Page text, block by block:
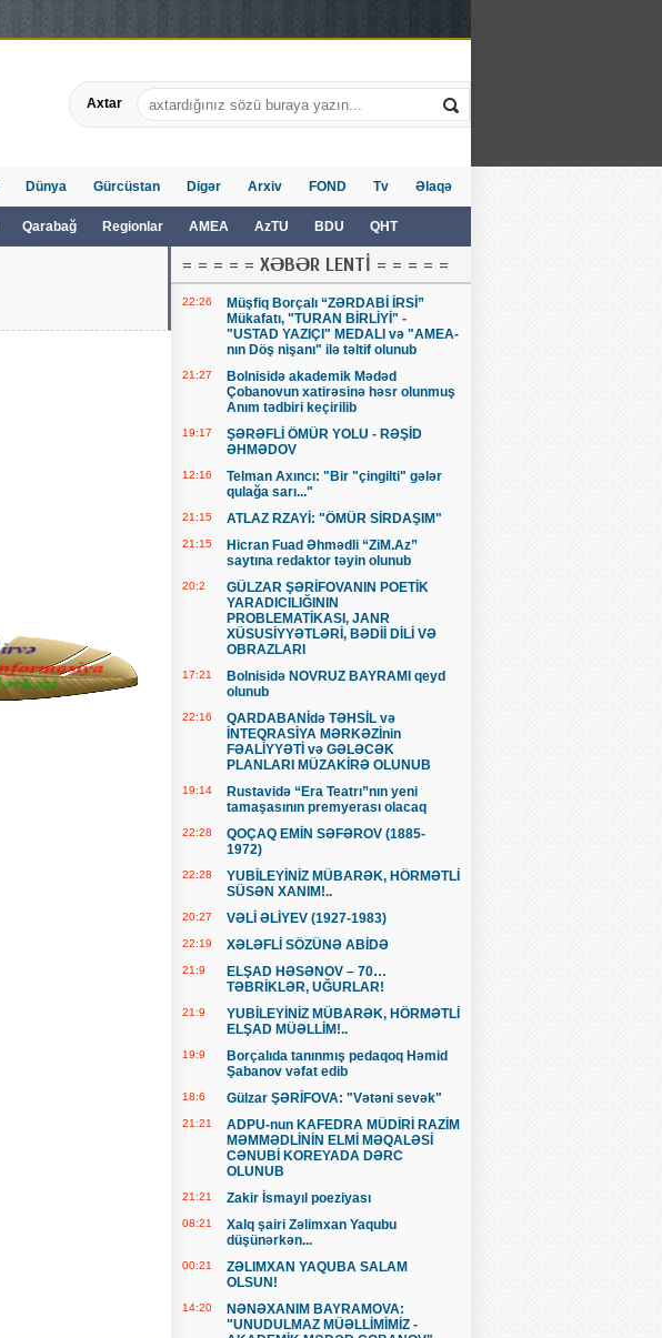
Axtar
Qarabağ Regionlar AMEA AzTU BDU QHT
Dünya Gürcüstan Digər Arxiv FOND Tv Əlaqə
= = = = = XƏBƏR LENTİ = = = = =
22:26
Müşfiq Borçalı “ZƏRDABİ İRSİ”
Mükafatı, "TURAN BİRLİYİ" -
"USTAD YAZIÇI" MEDALI və "AMEA-
nın Döş nişanı" ilə təltif olunub
21:27
Bolnisidə akademik Mədəd
Çobanovun xatirəsinə həsr olunmuş
Anım tədbiri keçirilib
19:17
ŞƏRƏFLİ ÖMÜR YOLU - RƏŞİD
ƏHMƏDOV
12:16
Telman Axıncı: "Bir "çingilti" gələr
qulağa sarı..."
21:15 ATLAZ RZAYİ: "ÖMÜR SİRDAŞIM"
21:15
Hicran Fuad Əhmədli “ZiM.Az”
saytına redaktor təyin olunub
20:2
GÜLZAR ŞƏRİFOVANIN POETİK
YARADICILIĞININ
PROBLEMATİKASI, JANR
XÜSUSİYYƏTLƏRİ, BƏDİİ DİLİ VƏ
OBRAZLARI
17:21
Bolnisidə NOVRUZ BAYRAMI qeyd
olunub
22:16
QARDABANİdə TƏHSİL və
İNTEQRASİYA MƏRKƏZİnin
FƏALİYYƏTİ və GƏLƏCƏK
PLANLARI MÜZAKİRƏ OLUNUB
19:14
Rustavidə “Era Teatrı”nın yeni
tamaşasının premyerası olacaq
22:28
QOÇAQ EMİN SƏFƏROV (1885-
1972)
22:28
YUBİLEYİNİZ MÜBARƏK, HÖRMƏTLİ
SÜSƏN XANIM!..
20:27 VƏLİ ƏLİYEV (1927-1983)
22:19 XƏLƏFLİ SÖZÜNƏ ABİDƏ
21:9
ELŞAD HƏSƏNOV – 70…
TƏBRİKLƏR, UĞURLAR!
21:9
YUBİLEYİNİZ MÜBARƏK, HÖRMƏTLİ
ELŞAD MÜƏLLİM!..
19:9
Borçalıda tanınmış pedaqoq Həmid
Şabanov vəfat edib
18:6 Gülzar ŞƏRİFOVA: "Vətəni sevək"
21:21
ADPU-nun KAFEDRA MÜDİRİ RAZİM
MƏMMƏDLİNİN ELMİ MƏQALƏSİ
CƏNUBİ KOREYADA DƏRC
OLUNUB
21:21 Zakir İsmayıl poeziyası
08:21
Xalq şairi Zəlimxan Yaqubu
düşünərkən...
00:21
ZƏLIMXAN YAQUBA SALAM
OLSUN!
14:20
NƏNƏXANIM BAYRAMOVA:
"UNUDULMAZ MÜƏLLİMİMİZ -